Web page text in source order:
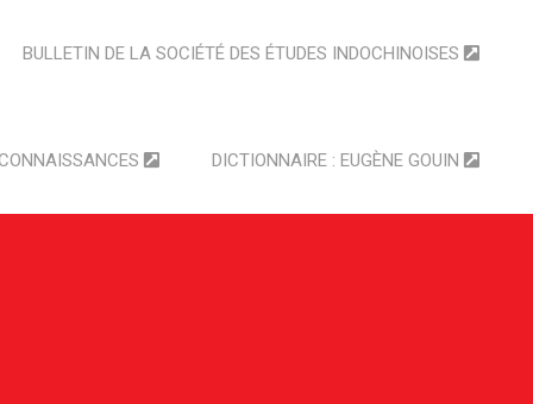
BULLETIN DE LA SOCIÉTÉ DES ÉTUDES INDOCHINOISES
DICTIONNAIRE : EUGÈNE GOUIN